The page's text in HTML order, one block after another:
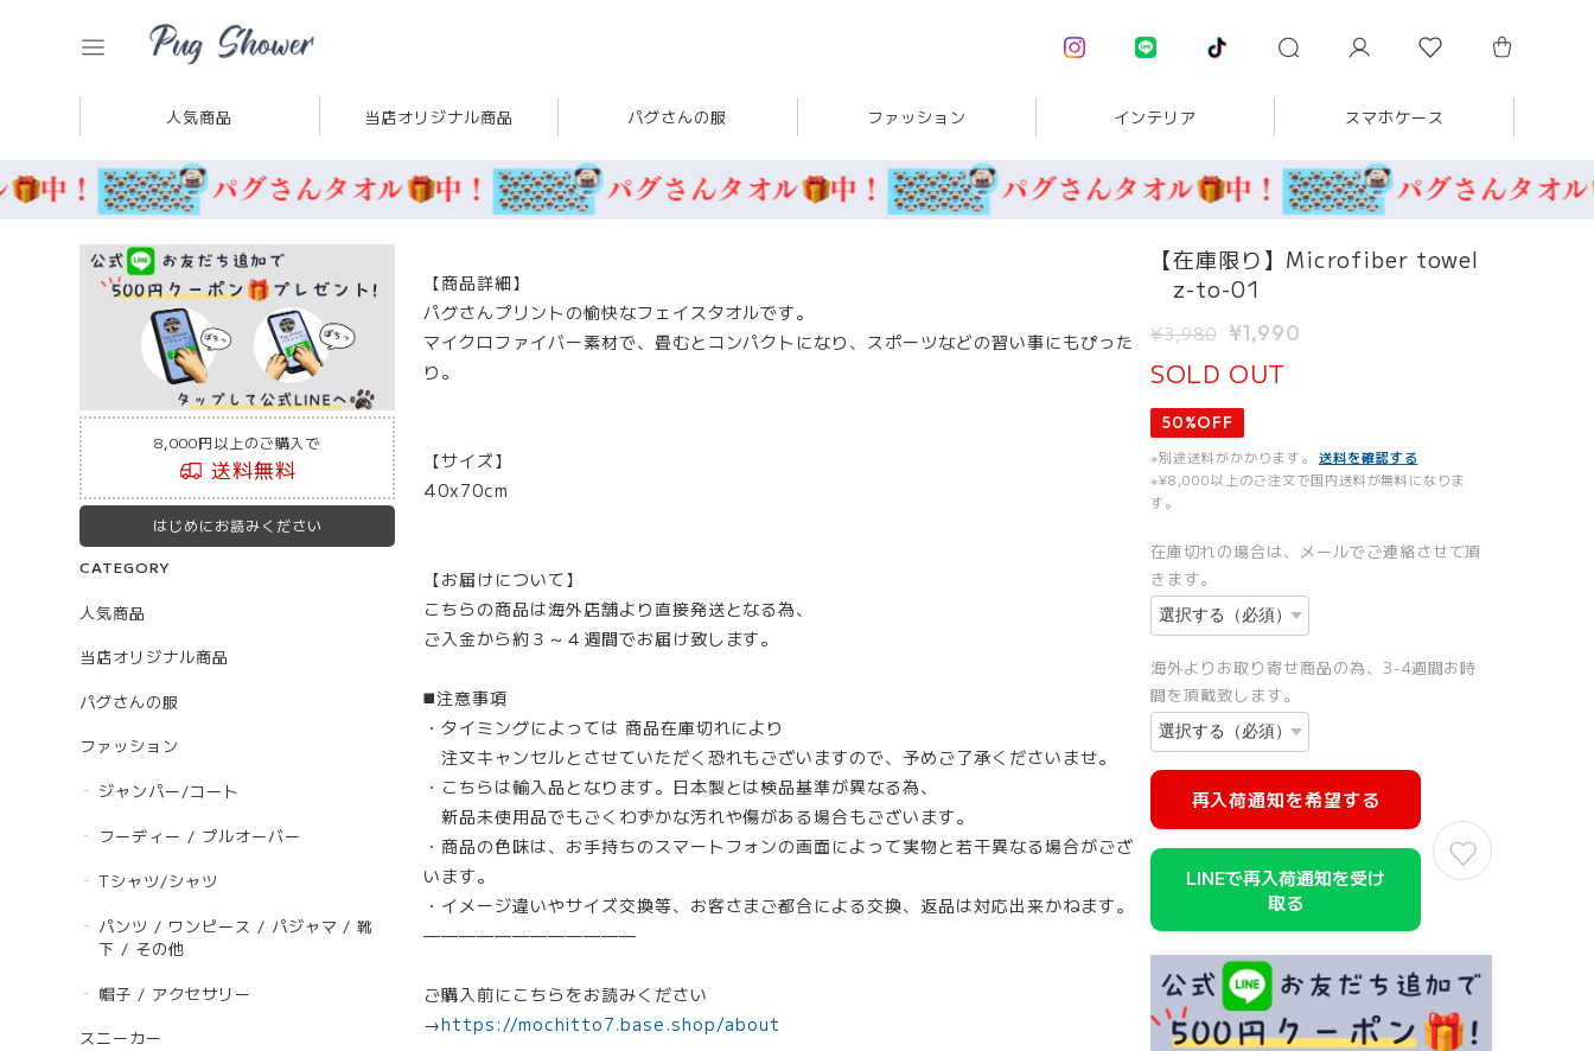
人気商品 当店オリジナル商品 パグさんの服 ファッション インテリア スマホケース
8,000円以上のご購入で
送料無料
はじめにお読みください
CATEGORY
人気商品
当店オリジナル商品
パグさんの服
ファッション
ジャンパー/コート
フーディー / プルオーバー
Tシャツ/シャツ
パンツ / ワンピース / パジャマ / 靴
下 / その他
帽子 / アクセサリー
スニーカー
【商品詳細】
パグさんプリントの愉快なフェイスタオルです。
マイクロファイバー素材で、畳むとコンパクトになり、スポーツなどの習い事にもぴった
り。
【サイズ】
40x70cm
【お届けについて】
こちらの商品は海外店舗より直接発送となる為、
ご入金から約３～４週間でお届け致します。
◼️注意事項
・タイミングによっては 商品在庫切れにより
注文キャンセルとさせていただく恐れもございますので、予めご了承くださいませ。
・こちらは輸入品となります。日本製とは検品基準が異なる為、
新品未使用品でもごくわずかな汚れや傷がある場合もございます。
・商品の色味は、お手持ちのスマートフォンの画面によって実物と若干異なる場合がござ
います。
・イメージ違いやサイズ交換等、お客さまご都合による交換、返品は対応出来かねます。
————————————
ご購入前にこちらをお読みください
→https://mochitto7.base.shop/about
【在庫限り】Microfiber towel
z-to-01
¥3,980 ¥1,990
SOLD OUT
50%OFF
※別途送料がかかります。
送料を確認する
※¥8,000以上のご注文で国内送料が無料になりま
す。
在庫切れの場合は、メールでご連絡させて頂
きます。
海外よりお取り寄せ商品の為、3-4週間お時
間を頂戴致します。
再入荷通知を希望する
LINEで再入荷通知を受け
取る